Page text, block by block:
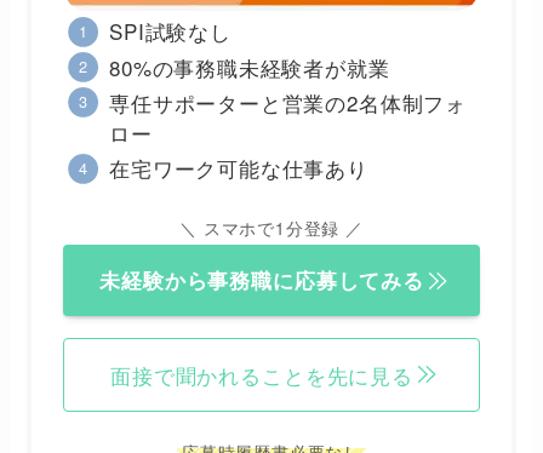
SPI試験なし
80%の事務職未経験者が就業
専任サポーターと営業の2名体制フォ
ロー
在宅ワーク可能な仕事あり
＼ スマホで1分登録 ／
未経験から事務職に応募してみる
面接で聞かれることを先に見る